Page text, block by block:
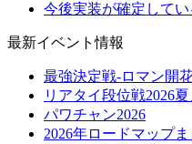
今後実装が確定して
最新イベント情報
最強決定戦-ロマン開
リアタイ段位戦2026
パワチャン2026
2026年ロードマップ